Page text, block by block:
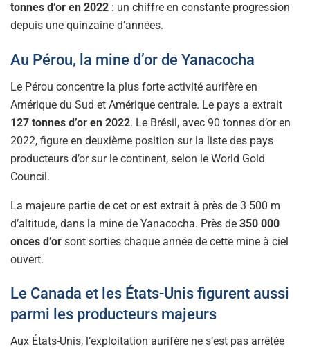
tonnes d’or en 2022 : un chiffre en constante progression
depuis une quinzaine d’années.
Au Pérou, la mine d’or de Yanacocha
Le Pérou concentre la plus forte activité aurifère en
Amérique du Sud et Amérique centrale. Le pays a extrait
127 tonnes d’or en 2022. Le Brésil, avec 90 tonnes d’or en
2022, figure en deuxième position sur la liste des pays
producteurs d’or sur le continent, selon le World Gold
Council.
La majeure partie de cet or est extrait à près de 3 500 m
d’altitude, dans la mine de Yanacocha. Près de 350 000
onces d’or sont sorties chaque année de cette mine à ciel
ouvert.
Le Canada et les États-Unis figurent aussi
parmi les producteurs majeurs
Aux États-Unis, l’exploitation aurifère ne s’est pas arrêtée